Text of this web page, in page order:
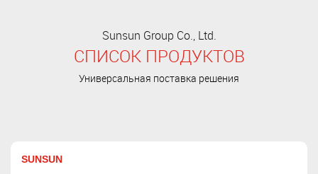
Sunsun Group Co., Ltd.
СПИСОК ПРОДУКТОВ
Универсальная поставка решения
SUNSUN